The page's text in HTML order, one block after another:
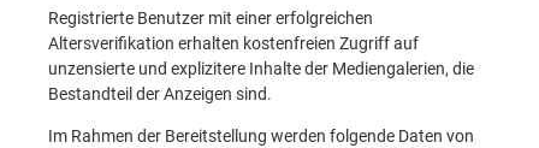
Registrierte Benutzer mit einer erfolgreichen
Altersverifikation erhalten kostenfreien Zugriff auf
unzensierte und explizitere Inhalte der Mediengalerien, die
Bestandteil der Anzeigen sind.
Im Rahmen der Bereitstellung werden folgende Daten von